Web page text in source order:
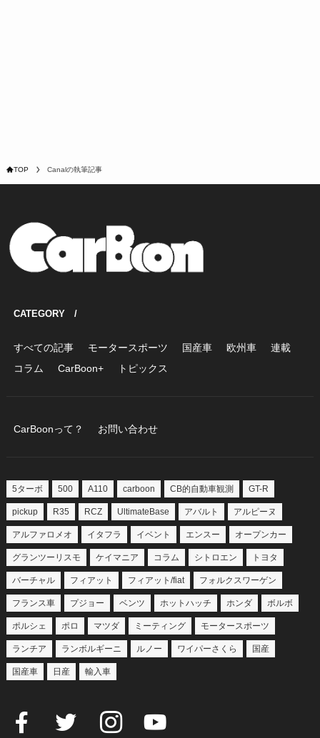
TOP Canalの執筆記事
CATEGORY /
すべての記事 モータースポーツ 国産車 欧州車
連載
コラム
CarBoon+ トピックス
CarBoonって？ お問い合わせ
5ターボ 500 A110 carboon CB的自動車観測 GT-R
pickup R35 RCZ UltimateBase アバルト アルピーヌ
アルファロメオ イタフラ イベント エンスー オープンカー
グランツーリスモ ケイマニア コラム シトロエン トヨタ
バーチャル フィアット フィアット/fiat フォルクスワーゲン
フランス車 プジョー ベンツ ホットハッチ ホンダ ボルボ
ポルシェ ポロ マツダ ミーティング モータースポーツ
ランチア ランボルギーニ ルノー ワイパーさくら 国産
国産車 日産 輸入車